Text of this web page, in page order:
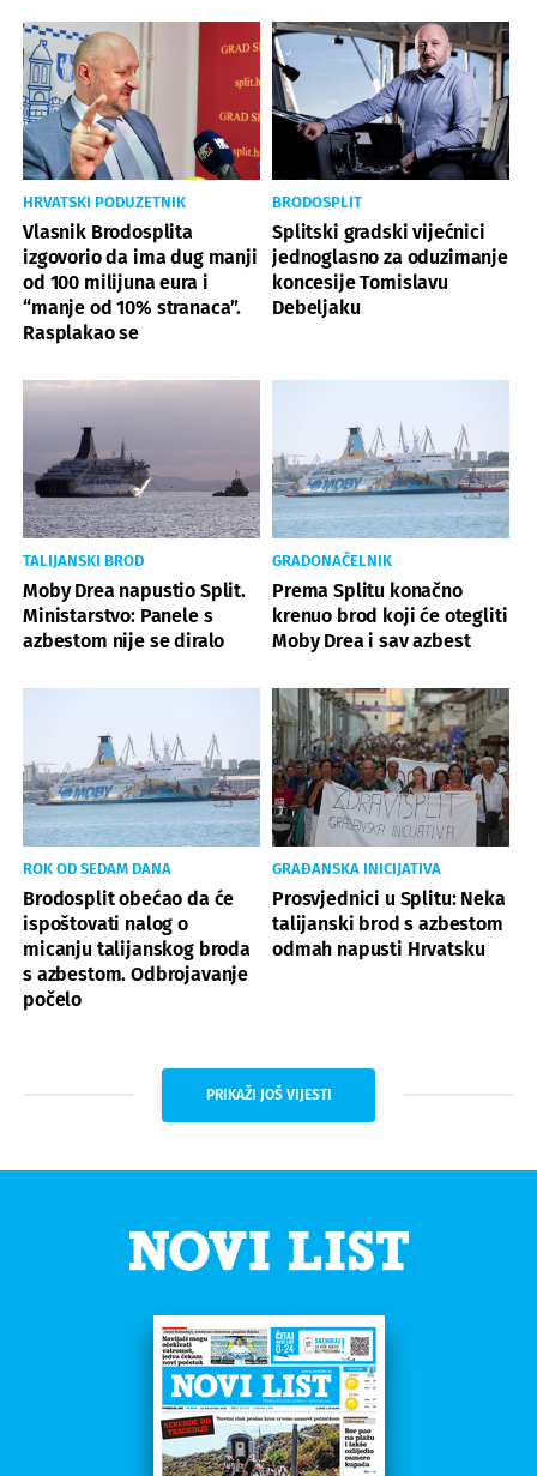
HRVATSKI PODUZETNIK
Vlasnik Brodosplita
izgovorio da ima dug manji
od 100 milijuna eura i
“manje od 10% stranaca”.
Rasplakao se
BRODOSPLIT
Splitski gradski vijećnici
jednoglasno za oduzimanje
koncesije Tomislavu
Debeljaku
TALIJANSKI BROD
Moby Drea napustio Split.
Ministarstvo: Panele s
azbestom nije se diralo
GRADONAČELNIK
Prema Splitu konačno
krenuo brod koji će otegliti
Moby Drea i sav azbest
ROK OD SEDAM DANA
Brodosplit obećao da će
ispoštovati nalog o
micanju talijanskog broda
s azbestom. Odbrojavanje
počelo
GRAĐANSKA INICIJATIVA
Prosvjednici u Splitu: Neka
talijanski brod s azbestom
odmah napusti Hrvatsku
PRIKAŽI JOŠ VIJESTI